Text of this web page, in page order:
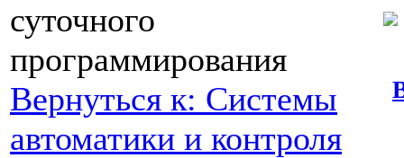
суточного
программирования
Вернуться к: Системы
автоматики и контроля